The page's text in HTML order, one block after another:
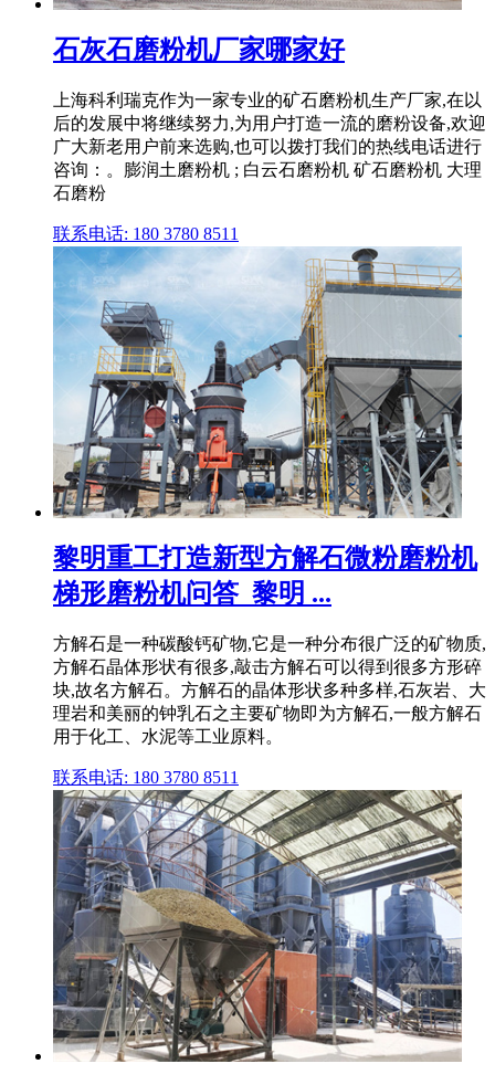
石灰石磨粉机厂家哪家好
上海科利瑞克作为一家专业的矿石磨粉机生产厂家,在以
后的发展中将继续努力,为用户打造一流的磨粉设备,欢迎
广大新老用户前来选购,也可以拨打我们的热线电话进行
咨询：。膨润土磨粉机 ; 白云石磨粉机 矿石磨粉机 大理
石磨粉
联系电话: 180 3780 8511
黎明重工打造新型方解石微粉磨粉机
梯形磨粉机问答_黎明 ...
方解石是一种碳酸钙矿物,它是一种分布很广泛的矿物质,
方解石晶体形状有很多,敲击方解石可以得到很多方形碎
块,故名方解石。方解石的晶体形状多种多样,石灰岩、大
理岩和美丽的钟乳石之主要矿物即为方解石,一般方解石
用于化工、水泥等工业原料。
联系电话: 180 3780 8511